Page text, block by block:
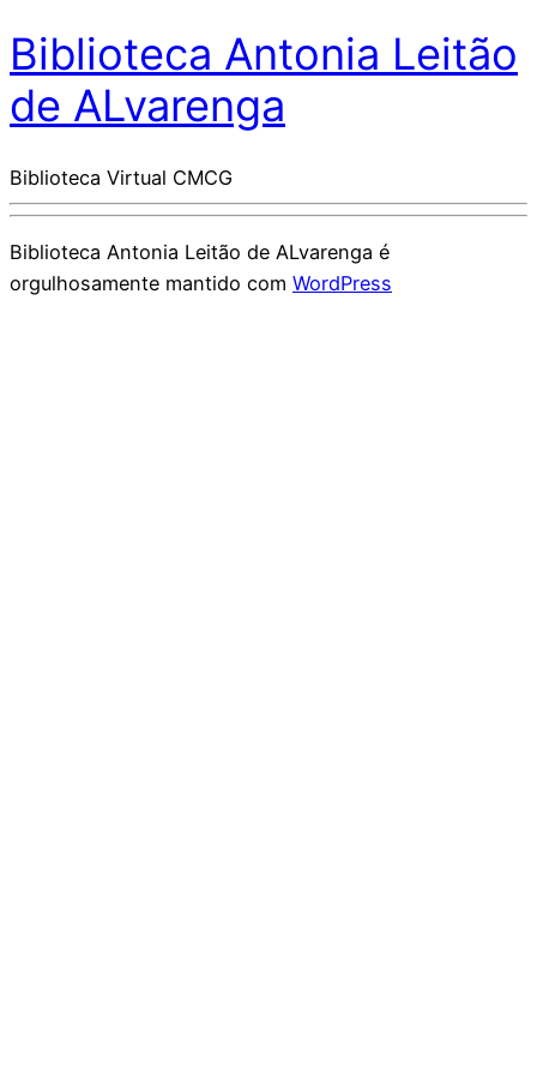
Biblioteca Antonia Leitão
de ALvarenga
Biblioteca Virtual CMCG
Biblioteca Antonia Leitão de ALvarenga é
orgulhosamente mantido com WordPress